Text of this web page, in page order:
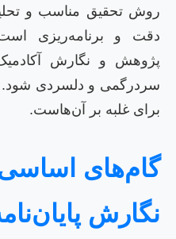
روش تحقیق مناسب و
دقت و برنامه‌ریزی
پژوهش و نگارش
سردرگمی و دلسردی شود.
برای غلبه بر آن‌هاست.
گام‌های
نگارش